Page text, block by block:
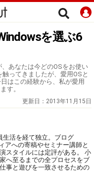
を選ぶ6
あなたは今どのOSをお使い
ってきましたが、愛用OSと
はこの経験から、私が愛用
す。
更新日： 2013年11月15日
生活を経て独立。ブログ
アへの寄稿やセミナー講師と
スタイルには定評がある。 小
へ至るまでの全プロセスをブ
事と遊びを一致させるための